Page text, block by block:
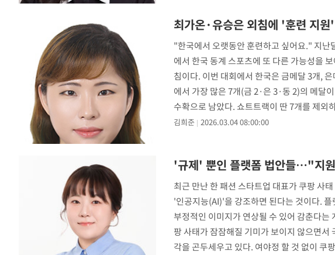
-1630초 전 >"여기 떨어졌다"…다누리, 스페이스X 로켓 달 충돌 흔적 포착
22분 전 >손흥민, 5경기 연속골 실패…LAFC는 승부차기 끝 과달라하라 격파
2시간 전 >내일까지 39도 '펄펄'…기상청 "태풍 지나며 폭염 잠시 꺾인다"
최가온·유승은 외침에 '훈련 지
"한국에서 오랫동안 훈련하고 싶어요." 지난
에서 한국 동계 스포츠에 또 다른 가능성을
침이다. 이번 대회에서 한국은 금메달 3개,
에서 가장 많은 7개(금 2·은 3·동 2)의 메달
수확으로 남았다. 쇼트트랙이 딴 7개를 제외
김희준 2026.03.04 08:00:00
'규제' 뿐인 플랫폼 법안들…"지
최근 만난 한 패션 스타트업 대표가 쿠팡 사
'인공지능(AI)'을 강조하면 된다는 것이다.
부정적인 이미지가 연상될 수 있어 감춘다는
팡 사태가 잠잠해질 기미가 보이지 않으면
각을 곤두세우고 있다. 여야정 할 것 없이 쿠